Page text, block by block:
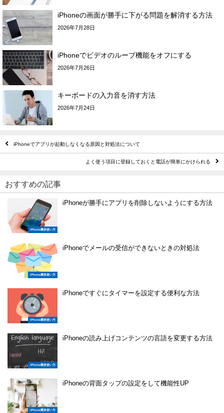
iPhoneの画面が勝手に下がる問題を解消する方法
2026年7月28日
iPhoneでビデオのループ機能をオフにする
2026年7月26日
キーボードの入力音を消す方法
2026年7月24日
iPhoneでアプリが起動しなくなる原因と対処法について
よく使う項目に登録しておくと電話が簡単にかけられる
おすすめの記事
iPhone裏技使い方
iPhoneが勝手にアプリを削除しないようにする方法
iPhone裏技使い方
iPhoneでメールの受信ができないときの対処法
iPhone裏技使い方
iPhoneですぐにタイマーを設定する便利な方法
iPhone裏技使い方
iPhoneの読み上げコンテンツの言語を変更する方法
iPhone裏技使い方
iPhoneの背面タップの設定をして機能性UP